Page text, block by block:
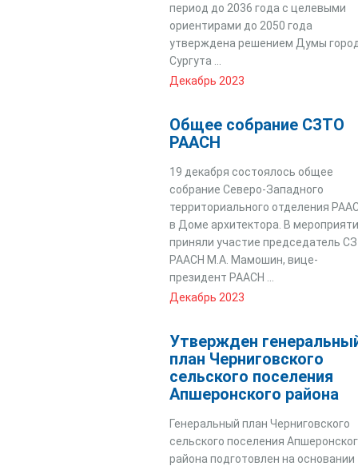
период до 2036 года с целевыми
ориентирами до 2050 года
утверждена решением Думы
Сургута ...
Декабрь 2023
Общее собрание СЗТО
РААСН
19 декабря состоялось общее
собрание Северо-Западного
территориального отделения
в Доме архитектора. В
приняли участие председатель
РААСН М.А. Мамошин, вице-
президент РААСН ...
Декабрь 2023
Утвержден
план Черниговского
сельского поселения
Апшеронского района
Генеральный план Черниговского
сельского поселения
района подготовлен на основании